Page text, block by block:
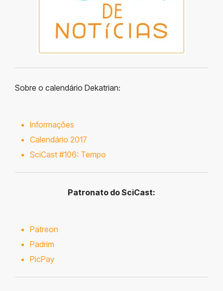
Sobre o calendário Dekatrian:
Informações
Calendário 2017
SciCast #106: Tempo
Patronato do SciCast:
Patreon
Padrim
PicPay